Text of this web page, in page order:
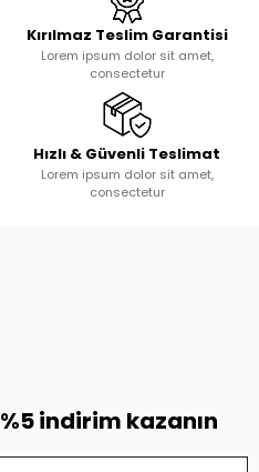
Kırılmaz Teslim Garantisi
Lorem ipsum dolor sit amet,
consectetur
Hızlı & Güvenli Teslimat
Lorem ipsum dolor sit amet,
consectetur
indirim kazanın